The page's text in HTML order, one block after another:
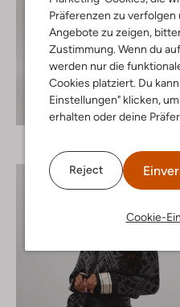
Präferenzen zu
Angebote zu zeigen,
Zustimmung. Wenn du
werden nur die
Cookies platziert. Du
Einstellungen" klicken,
erhalten oder deine
Reject
Cookie-
Entdecke den Look